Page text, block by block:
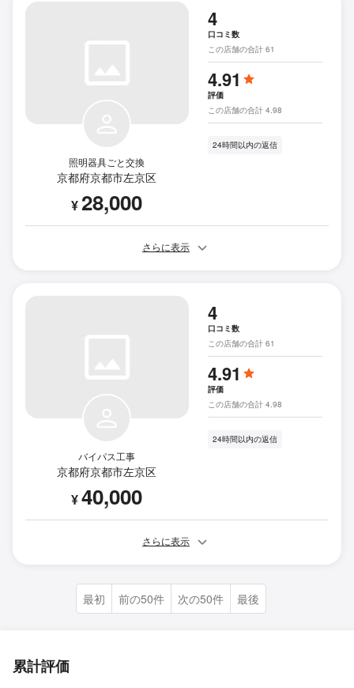
照明器具ごと交換
京都府京都市左京区
¥28,000
4
口コミ数
この店舗の合計 61
4.91
評価
この店舗の合計 4.98
24時間以内の返信
さらに表示
バイパス工事
京都府京都市左京区
¥40,000
4
口コミ数
この店舗の合計 61
4.91
評価
この店舗の合計 4.98
24時間以内の返信
さらに表示
最初 前の50件 次の50件 最後
累計評価